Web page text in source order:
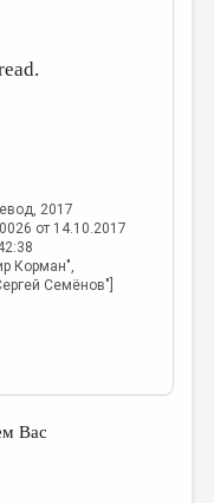
2017
от 14.10.2017
Корман",
Семёнов"]
Вас